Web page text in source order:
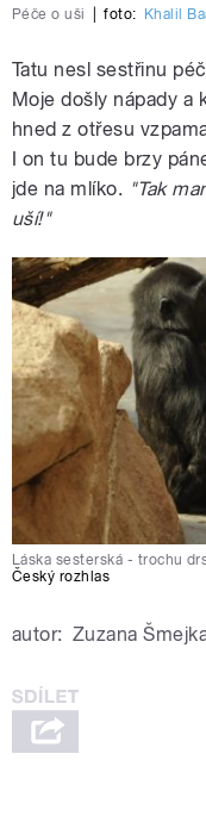
Péče o uši foto: Khalil
Tatu nesl sestřinu
Moje došly nápady a
hned z otřesu
I on tu bude brzy
jde na mlíko. "Tak
uší!"
Láska sesterská - trochu
Český rozhlas
autor: Zuzana